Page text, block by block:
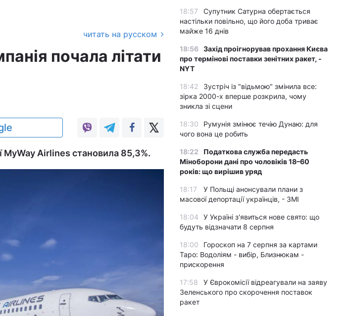
читать на русском
почала літати
MyWay Airlines становила 85,3%.
18:57
Супутник Сатурна обертається
настільки повільно, що його доба триває
майже 16 днів
18:56 Захід проігнорував прохання Києва
про термінові поставки зенітних ракет, -
NYT
18:42
Зустріч із "відьмою" змінила все:
зірка 2000-х вперше розкрила, чому
зникла зі сцени
18:30
Румунія змінює течію Дунаю: для
чого вона це робить
18:22
Податкова служба передасть
Міноборони дані про чоловіків 18–60
років: що вирішив уряд
18:17
У Польщі анонсували плани з
масової депортації українців, - ЗМІ
18:04
У Україні з'явиться нове свято: що
будуть відзначати 8 серпня
18:00
Гороскоп на 7 серпня за картами
Таро: Водоліям - вибір, Близнюкам -
прискорення
17:58
У Єврокомісії відреагували на заяву
Зеленського про скорочення поставок
ракет